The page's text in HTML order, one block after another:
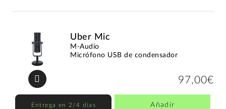
Uber Mic
M-Audio
Micrófono USB de condensador
97,00€
Entrega en 2/4 días Añadir